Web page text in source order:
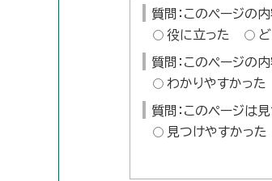
質問：このページの
役に立った
質問：このページの
わかりやすかった
質問：このページは
見つけやすかった